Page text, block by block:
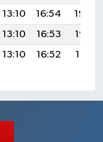
13:10 16:54
19:54
13:10 16:53
19:53
13:10 16:52 19:51